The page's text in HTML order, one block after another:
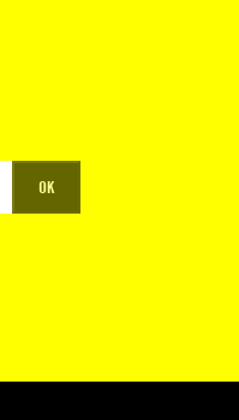
OK